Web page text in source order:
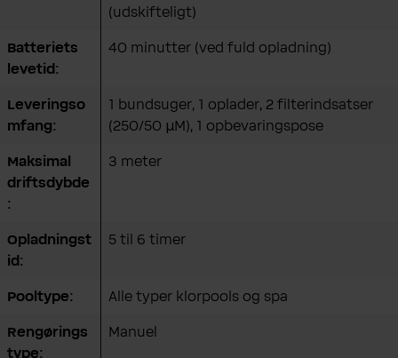
(udskifteligt)
Batteriets
levetid:
40 minutter (ved fuld opladning)
Leveringso
mfang:
1 bundsuger, 1 oplader, 2 filterindsatser
(250/50 µM), 1 opbevaringspose
Maksimal
driftsdybde
:
3 meter
Opladningst
id:
5 til 6 timer
Pooltype: Alle typer klorpools og spa
Rengørings
type:
Manuel